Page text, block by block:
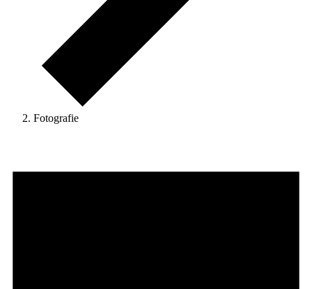
Fotografie